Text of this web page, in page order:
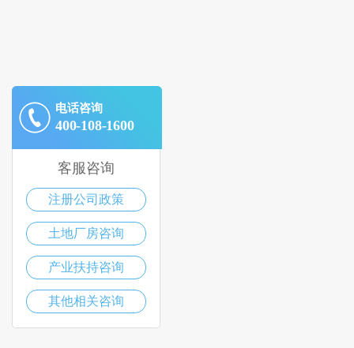
电话咨询
400-108-1600
客服咨询
注册公司政策
土地厂房咨询
产业扶持咨询
其他相关咨询